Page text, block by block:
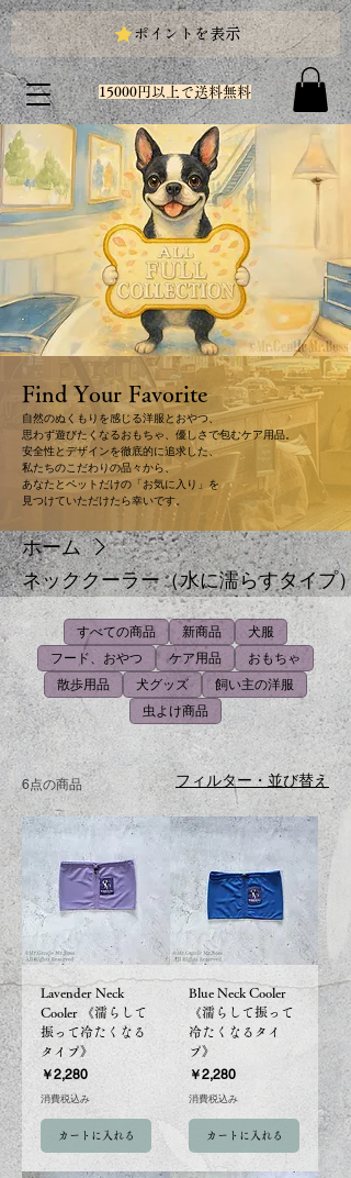
ポイントを表示
15000円以上で送料無料
Find Your Favorite
自然のぬくもりを感じる洋服とおやつ、
思わず遊びたくなるおもちゃ、優しさで包むケア用品。
安全性とデザインを徹底的に追求した、
私たちのこだわりの品々から、
あなたとペットだけの「お気に入り」 を
見つけていただけたら幸いです。
ホーム
ネッククーラー（水に濡らすタイプ）
すべての商品 新商品
犬服
フード、おやつ
ケア用品
おもちゃ
散歩用品
犬グッズ
飼い主の洋服
虫よけ商品
6点の商品 フィルター・並び替え
Lavender Neck
Cooler 《濡らして
振って冷たくなる
タイプ》
価格
￥2,280
消費税込み
カートに入れる
Blue Neck Cooler
《濡らして振って
冷たくなるタイ
プ》
価格
￥2,280
消費税込み
カートに入れる